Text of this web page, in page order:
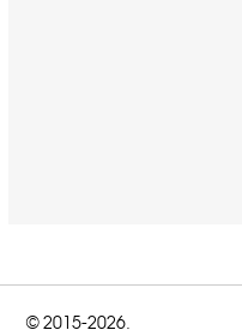
© 2015-2026.